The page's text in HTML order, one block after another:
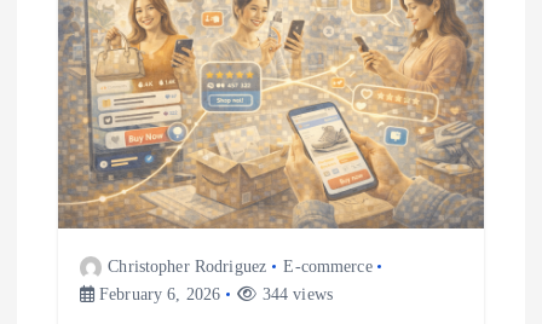
Christopher Rodriguez
E-commerce
February 6, 2026
344 views